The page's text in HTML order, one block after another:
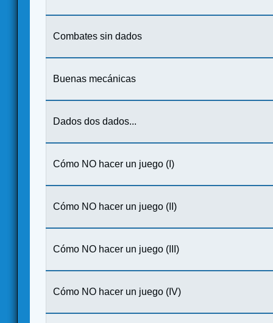
Combates sin dados
Buenas mecánicas
Dados dos dados...
Cómo NO hacer un juego (I)
Cómo NO hacer un juego (II)
Cómo NO hacer un juego (III)
Cómo NO hacer un juego (IV)